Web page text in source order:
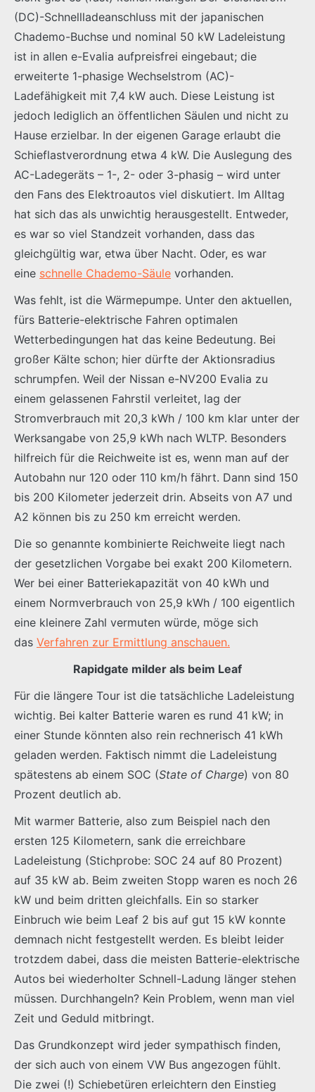
(DC)-Schnellladeanschluss mit der japanischen
Chademo-Buchse und nominal 50 kW Ladeleistung
ist in allen e-Evalia aufpreisfrei eingebaut; die
erweiterte 1-phasige Wechselstrom (AC)-
Ladefähigkeit mit 7,4 kW auch. Diese Leistung ist
jedoch lediglich an öffentlichen Säulen und nicht zu
Hause erzielbar. In der eigenen Garage erlaubt die
Schieflastverordnung etwa 4 kW. Die Auslegung des
AC-Ladegeräts – 1-, 2- oder 3-phasig – wird unter
den Fans des Elektroautos viel diskutiert. Im Alltag
hat sich das als unwichtig herausgestellt. Entweder,
es war so viel Standzeit vorhanden, dass das
gleichgültig war, etwa über Nacht. Oder, es war
eine schnelle Chademo-Säule vorhanden.
Was fehlt, ist die Wärmepumpe. Unter den aktuellen,
fürs Batterie-elektrische Fahren optimalen
Wetterbedingungen hat das keine Bedeutung. Bei
großer Kälte schon; hier dürfte der Aktionsradius
schrumpfen. Weil der Nissan e-NV200 Evalia zu
einem gelassenen Fahrstil verleitet, lag der
Stromverbrauch mit 20,3 kWh / 100 km klar unter der
Werksangabe von 25,9 kWh nach WLTP. Besonders
hilfreich für die Reichweite ist es, wenn man auf der
Autobahn nur 120 oder 110 km/h fährt. Dann sind 150
bis 200 Kilometer jederzeit drin. Abseits von A7 und
A2 können bis zu 250 km erreicht werden.
Die so genannte kombinierte Reichweite liegt nach
der gesetzlichen Vorgabe bei exakt 200 Kilometern.
Wer bei einer Batteriekapazität von 40 kWh und
einem Normverbrauch von 25,9 kWh / 100 eigentlich
eine kleinere Zahl vermuten würde, möge sich
das Verfahren zur Ermittlung anschauen.
Rapidgate milder als beim Leaf
Für die längere Tour ist die tatsächliche Ladeleistung
wichtig. Bei kalter Batterie waren es rund 41 kW; in
einer Stunde könnten also rein rechnerisch 41 kWh
geladen werden. Faktisch nimmt die Ladeleistung
spätestens ab einem SOC (State of Charge) von 80
Prozent deutlich ab.
Mit warmer Batterie, also zum Beispiel nach den
ersten 125 Kilometern, sank die erreichbare
Ladeleistung (Stichprobe: SOC 24 auf 80 Prozent)
auf 35 kW ab. Beim zweiten Stopp waren es noch 26
kW und beim dritten gleichfalls. Ein so starker
Einbruch wie beim Leaf 2 bis auf gut 15 kW konnte
demnach nicht festgestellt werden. Es bleibt leider
trotzdem dabei, dass die meisten Batterie-elektrische
Autos bei wiederholter Schnell-Ladung länger stehen
müssen. Durchhangeln? Kein Problem, wenn man viel
Zeit und Geduld mitbringt.
Das Grundkonzept wird jeder sympathisch finden,
der sich auch von einem VW Bus angezogen fühlt.
Die zwei (!) Schiebetüren erleichtern den Einstieg